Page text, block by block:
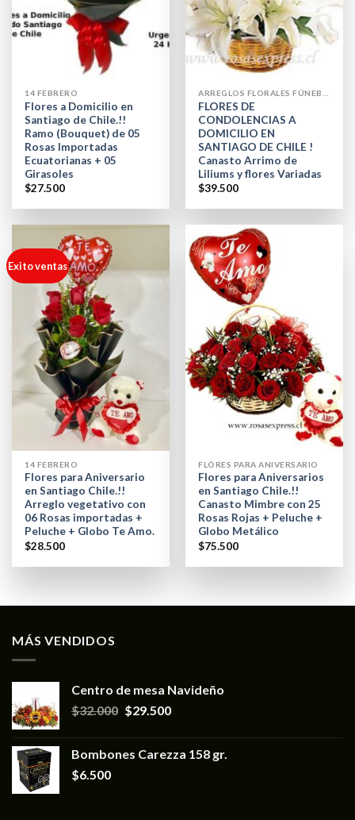
14 FEBRERO
Flores a Domicilio en
Santiago de Chile.!!
Ramo (Bouquet) de 05
Rosas Importadas
Ecuatorianas + 05
Girasoles
$27.500
FLORES DE
CONDOLENCIAS A
DOMICILIO EN
SANTIAGO DE CHILE !
Canasto Arrimo de
Liliums y flores Variadas
$39.500
Exito ventas
14 FEBRERO
Flores para Aniversario
en Santiago Chile.!!
Arreglo vegetativo con
06 Rosas importadas +
Peluche + Globo Te Amo.
$28.500
FLÓRES PARA ANIVERSARIO
Flores para Aniversarios
en Santiago Chile.!!
Canasto Mimbre con 25
Rosas Rojas + Peluche +
Globo Metálico
$75.500
MÁS VENDIDOS
Centro de mesa Navideño
$32.000 $29.500
Bombones Carezza 158 gr.
$6.500